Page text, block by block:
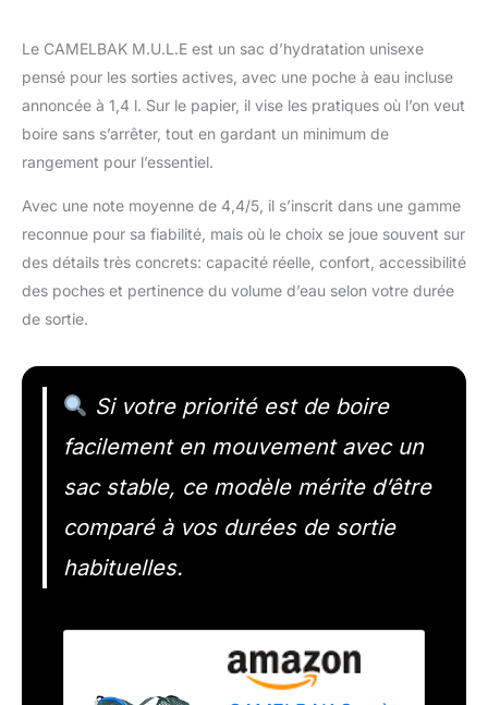
Le CAMELBAK M.U.L.E est un sac d’hydratation unisexe
pensé pour les sorties actives, avec une poche à eau incluse
annoncée à 1,4 l. Sur le papier, il vise les pratiques où l’on veut
boire sans s’arrêter, tout en gardant un minimum de
rangement pour l’essentiel.
Avec une note moyenne de 4,4/5, il s’inscrit dans une gamme
reconnue pour sa fiabilité, mais où le choix se joue souvent sur
des détails très concrets: capacité réelle, confort, accessibilité
des poches et pertinence du volume d’eau selon votre durée
de sortie.
Si votre priorité est de boire
facilement en mouvement avec un
sac stable, ce modèle mérite d’être
comparé à vos durées de sortie
habituelles.